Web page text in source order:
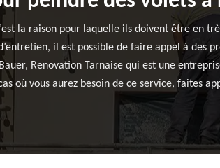
la raison pour laquelle ils doivent être en
il est possible de faire appel à des
Renovation Tarnaise qui est une
où vous aurez besoin de ce service, faites